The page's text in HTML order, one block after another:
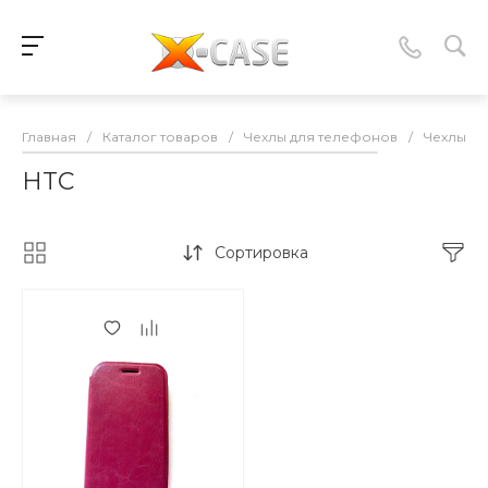
Главная / Каталог товаров / Чехлы для телефонов / Чехлы-
HTC
Сортировка